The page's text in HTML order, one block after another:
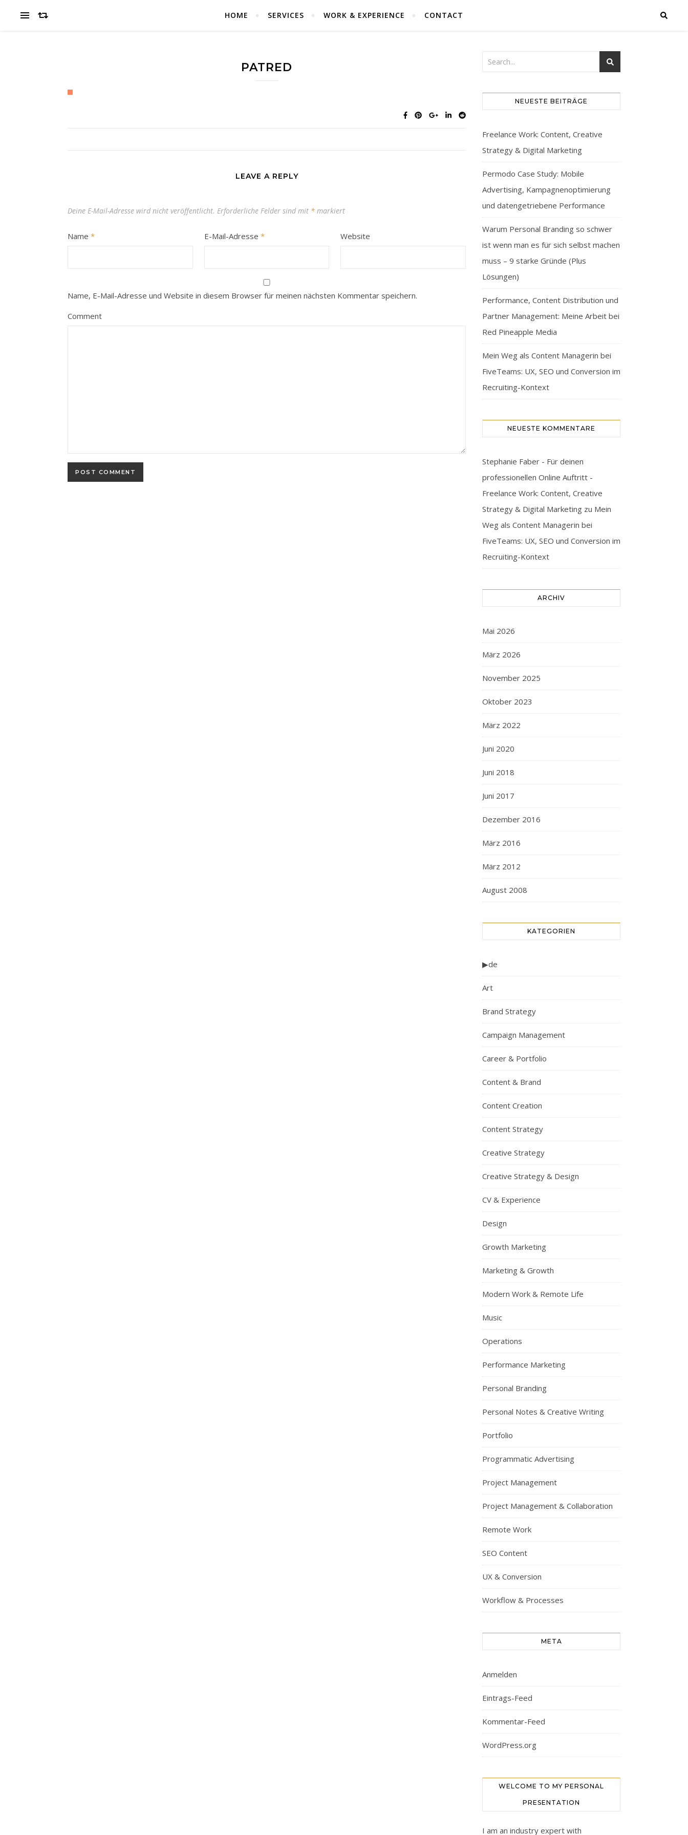
HOME SERVICES WORK & EXPERIENCE CONTACT
PATRED
LEAVE A REPLY
Deine E-Mail-Adresse wird nicht veröffentlicht. Erforderliche Felder sind mit * markiert
Name * E-Mail-Adresse * Website
Name, E-Mail-Adresse und Website in diesem Browser für meinen nächsten Kommentar speichern.
Comment
NEUESTE BEITRÄGE
Freelance Work: Content, Creative
Strategy & Digital Marketing
Permodo Case Study: Mobile
Advertising, Kampagnenoptimierung
und datengetriebene Performance
Warum Personal Branding so schwer
ist wenn man es für sich selbst machen
muss – 9 starke Gründe (Plus
Lösungen)
Performance, Content Distribution und
Partner Management: Meine Arbeit bei
Red Pineapple Media
Mein Weg als Content Managerin bei
FiveTeams: UX, SEO und Conversion im
Recruiting-Kontext
NEUESTE KOMMENTARE
Stephanie Faber - Für deinen
professionellen Online Auftritt -
Freelance Work: Content, Creative
Strategy & Digital Marketing zu Mein
Weg als Content Managerin bei
FiveTeams: UX, SEO und Conversion im
Recruiting-Kontext
ARCHIV
Mai 2026
März 2026
November 2025
Oktober 2023
März 2022
Juni 2020
Juni 2018
Juni 2017
Dezember 2016
März 2016
März 2012
August 2008
KATEGORIEN
▶de
Art
Brand Strategy
Campaign Management
Career & Portfolio
Content & Brand
Content Creation
Content Strategy
Creative Strategy
Creative Strategy & Design
CV & Experience
Design
Growth Marketing
Marketing & Growth
Modern Work & Remote Life
Music
Operations
Performance Marketing
Personal Branding
Personal Notes & Creative Writing
Portfolio
Programmatic Advertising
Project Management
Project Management & Collaboration
Remote Work
SEO Content
UX & Conversion
Workflow & Processes
META
Anmelden
Eintrags-Feed
Kommentar-Feed
WordPress.org
WELCOME TO MY PERSONAL
PRESENTATION
I am an industry expert with